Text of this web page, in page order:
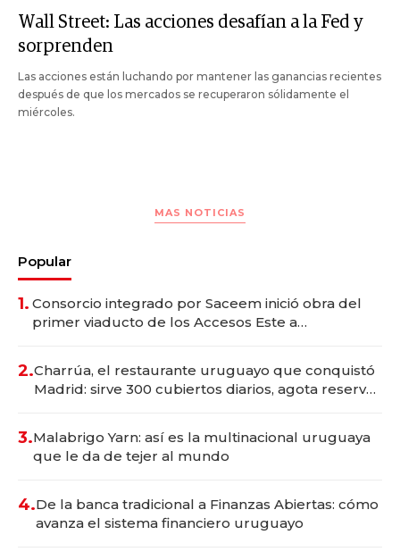
Wall Street: Las acciones desafían a la Fed y
sorprenden
Las acciones están luchando por mantener las ganancias recientes
después de que los mercados se recuperaron sólidamente el
miércoles.
MAS NOTICIAS
Popular
1. Consorcio integrado por Saceem inició obra del
primer viaducto de los Accesos Este a
2.Charrúa, el restaurante uruguayo que conquistó
Madrid: sirve 300 cubiertos diarios, agota reservas
3.Malabrigo Yarn: así es la multinacional uruguaya
que le da de tejer al mundo
4.De la banca tradicional a Finanzas Abiertas: cómo
avanza el sistema financiero uruguayo